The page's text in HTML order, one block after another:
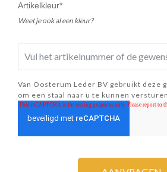
Artikelkleur*
Weet je ook al een kleur?
Van Oosterum Leder BV gebruikt deze
om een staal naar u te kunnen